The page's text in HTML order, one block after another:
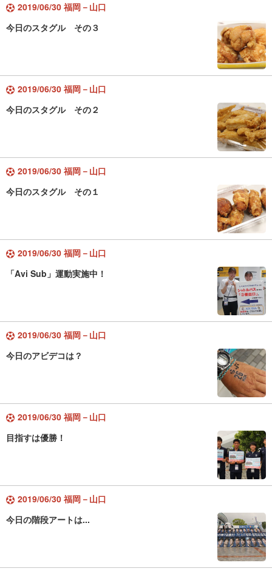
2019/06/30 福岡－山口
今日のスタグル その３
2019/06/30 福岡－山口
今日のスタグル その２
2019/06/30 福岡－山口
今日のスタグル その１
2019/06/30 福岡－山口
「Avi Sub」運動実施中！
2019/06/30 福岡－山口
今日のアビデコは？
2019/06/30 福岡－山口
目指すは優勝！
2019/06/30 福岡－山口
今日の階段アートは...